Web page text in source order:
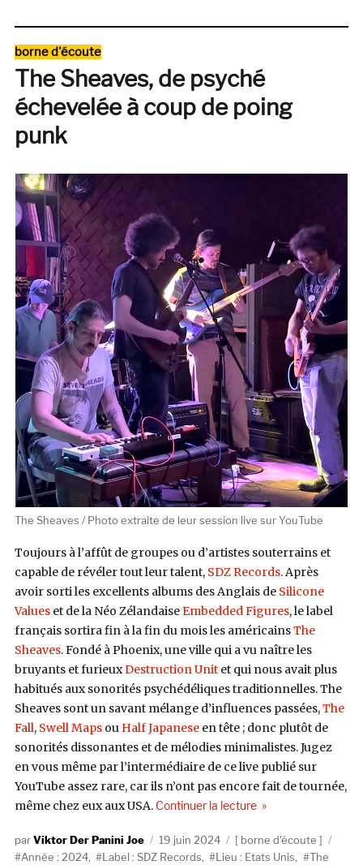
SDZ
Records
Catégories
borne d'écoute
The Sheaves, de psyché
échevelée à coup de poing
punk
The Sheaves / Photo extraite de leur session live sur YouTube
Toujours à l’affût de groupes ou d’artistes souterrains et
capable de révéler tout leur talent, SDZ Records. Après
avoir sorti les excellents albums des Anglais de Silicone
Valueset de la Néo ZélandaiseEmbedded Figures, le label
français sortira fin à la fin du mois les américainsThe
Sheaves. Fondé à Phoenix, une ville qui a vu naître les
bruyants et furieuxDestruction Unitet qui nous avait plus
habitués aux sonorités psychédéliques traditionnelles. The
Sheaves sont un savant mélange d’influences passées,The
Fall, Swell Mapsou Half Japaneseen tête ; donc plutôt de
sonorités dissonantes et de mélodies minimalistes. Jugez
en vous même par l’intermédiaire de ce live publié sur
YouTube assez rare, car ils n’ont pas encore fait de tournée,
même chez eux aux USA. Continuer la lecturede « The Sheaves,
AuteurViktor Der Panini Joe
Publié
le
19 juin 2024 Catégories
borne d'écoute
Année : 2024, Label : SDZ Records Lieu : Etats Unis
The